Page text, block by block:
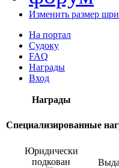
Изменить размер
На портал
Судоку
FAQ
Награды
Вход
Награды
Специализированные
Юридически
подкован